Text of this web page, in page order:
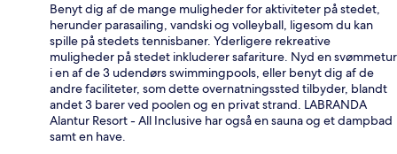
Benyt dig af de mange muligheder for aktiviteter på stedet,
herunder parasailing, vandski og volleyball, ligesom du kan
spille på stedets tennisbaner. Yderligere rekreative
muligheder på stedet inkluderer safariture. Nyd en svømmetur
i en af de 3 udendørs swimmingpools, eller benyt dig af de
andre faciliteter, som dette overnatningssted tilbyder, blandt
andet 3 barer ved poolen og en privat strand. LABRANDA
Alantur Resort - All Inclusive har også en sauna og et dampbad
samt en have.